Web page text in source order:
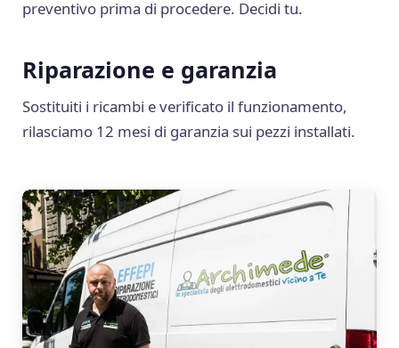
preventivo prima di procedere. Decidi tu.
Riparazione e garanzia
Sostituiti i ricambi e verificato il funzionamento,
rilasciamo 12 mesi di garanzia sui pezzi installati.